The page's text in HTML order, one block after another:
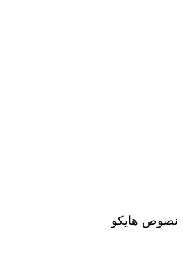
نصوص هايكو